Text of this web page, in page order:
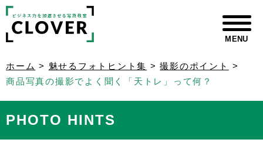
MENU
ホーム > 魅せるフォトヒント集 >撮影のポイント
>
商品写真の撮影でよく聞く「天トレ」って何？
PHOTO HINTS